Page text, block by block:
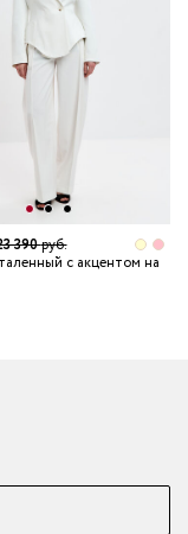
390руб.
с акцентом на